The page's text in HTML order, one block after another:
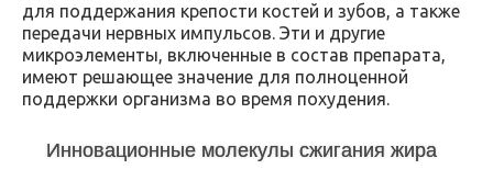
для поддержания крепости костей и зубов, а также
передачи нервных импульсов. Эти и другие
микроэлементы, включенные в состав препарата,
имеют решающее значение для полноценной
поддержки организма во время похудения.
Инновационные молекулы сжигания жира